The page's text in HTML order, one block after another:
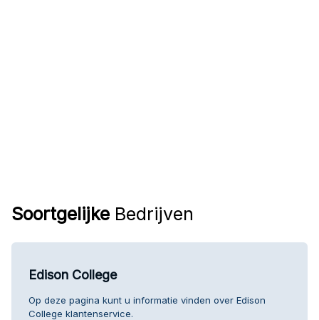
Soortgelijke Bedrijven
Edison College
Op deze pagina kunt u informatie vinden over Edison
College klantenservice.